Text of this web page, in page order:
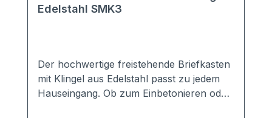
Edelstahl SMK3
Der hochwertige freistehende Briefkasten
mit Klingel aus Edelstahl passt zu jedem
Hauseingang. Ob zum Einbetonieren oder